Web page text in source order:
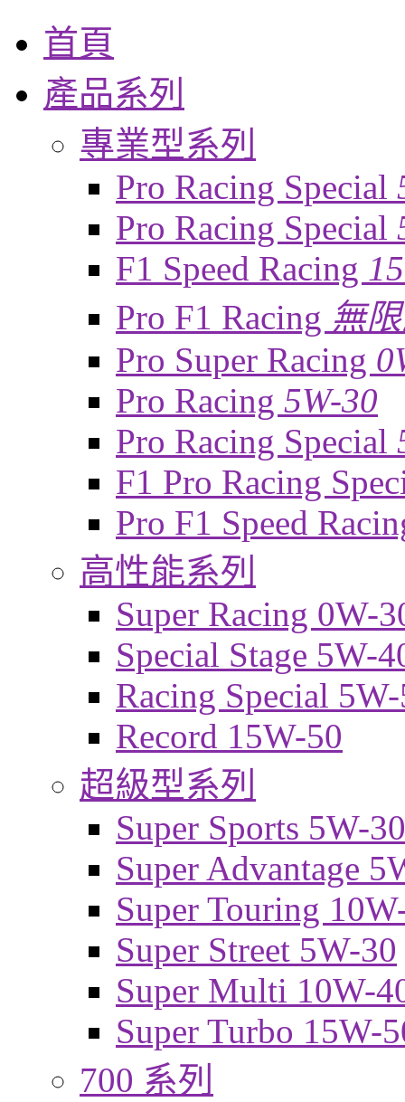
首頁
產品系列
專業型系列
Pro Racing Special
Pro Racing Special
F1 Speed Racing
Pro F1 Racing 無
Pro Super Racing
Pro Racing 5W-30
Pro Racing Special
F1 Pro Racing
Pro F1 Speed
高性能系列
Super Racing 0W-
Special Stage 5W-
Racing Special
Record 15W-50
超級型系列
Super Sports 5W-30
Super Advantage
Super Touring
Super Street 5W-30
Super Multi 10W-
Super Turbo 15W-
700 系列